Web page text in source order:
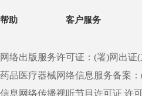
帮助 客户服务
网络出版服务许可证：(署)网出证
药品医疗器械网络信息服务备案
信息网络传播视听节目许可证 许